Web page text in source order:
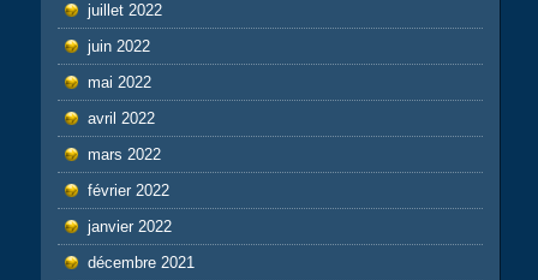
juillet 2022
juin 2022
mai 2022
avril 2022
mars 2022
février 2022
janvier 2022
décembre 2021